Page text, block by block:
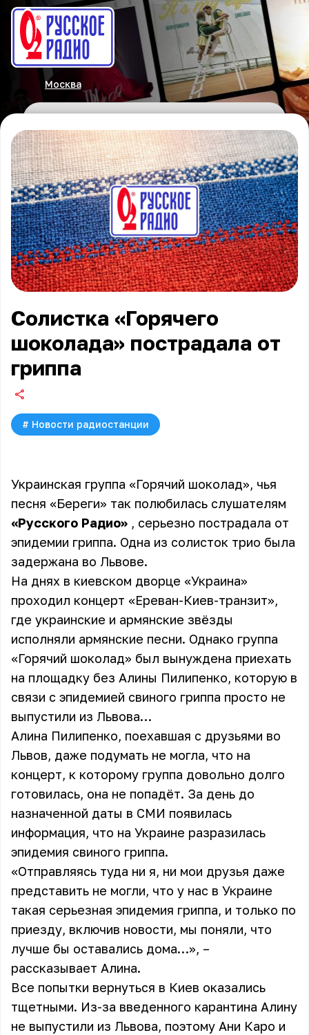
Москва
Солистка «Горячего
шоколада» пострадала от
гриппа
# Новости радиостанции
Украинская группа «Горячий шоколад», чья
песня «Береги» так полюбилась слушателям
«Русского Радио» , серьезно пострадала от
эпидемии гриппа. Одна из солисток трио была
задержана во Львове.
На днях в киевском дворце «Украина»
проходил концерт «Ереван-Киев-транзит»,
где украинские и армянские звёзды
исполняли армянские песни. Однако группа
«Горячий шоколад» был вынуждена приехать
на площадку без Алины Пилипенко, которую в
связи с эпидемией свиного гриппа просто не
выпустили из Львова…
Алина Пилипенко, поехавшая с друзьями во
Львов, даже подумать не могла, что на
концерт, к которому группа довольно долго
готовилась, она не попадёт. За день до
назначенной даты в СМИ появилась
информация, что на Украине разразилась
эпидемия свиного гриппа.
«Отправляясь туда ни я, ни мои друзья даже
представить не могли, что у нас в Украине
такая серьезная эпидемия гриппа, и только по
приезду, включив новости, мы поняли, что
лучше бы оставались дома…», –
рассказывает Алина.
Все попытки вернуться в Киев оказались
тщетными. Из-за введенного карантина Алину
не выпустили из Львова, поэтому Ани Каро и